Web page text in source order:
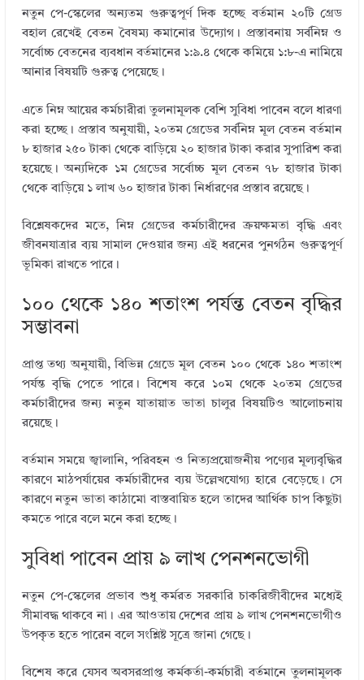
নতুন পে-স্কেলের অন্যতম গুরুত্বপূর্ণ দিক হচ্ছে বর্তমান ২০টি গ্রেড
বহাল রেখেই বেতন বৈষম্য কমানোর উদ্যোগ। প্রস্তাবনায় সর্বনিম্ন ও
সর্বোচ্চ বেতনের ব্যবধান বর্তমানের ১:৯.৪ থেকে কমিয়ে ১:৮-এ নামিয়ে
আনার বিষয়টি গুরুত্ব পেয়েছে।
এতে নিম্ন আয়ের কর্মচারীরা তুলনামূলক বেশি সুবিধা পাবেন বলে ধারণা
করা হচ্ছে। প্রস্তাব অনুযায়ী, ২০তম গ্রেডের সর্বনিম্ন মূল বেতন বর্তমান
৮ হাজার ২৫০ টাকা থেকে বাড়িয়ে ২০ হাজার টাকা করার সুপারিশ করা
হয়েছে। অন্যদিকে ১ম গ্রেডের সর্বোচ্চ মূল বেতন ৭৮ হাজার টাকা
থেকে বাড়িয়ে ১ লাখ ৬০ হাজার টাকা নির্ধারণের প্রস্তাব রয়েছে।
বিশ্লেষকদের মতে, নিম্ন গ্রেডের কর্মচারীদের ক্রয়ক্ষমতা বৃদ্ধি এবং
জীবনযাত্রার ব্যয় সামাল দেওয়ার জন্য এই ধরনের পুনর্গঠন গুরুত্বপূর্ণ
ভূমিকা রাখতে পারে।
১০০ থেকে ১৪০ শতাংশ পর্যন্ত বেতন বৃদ্ধির
সম্ভাবনা
প্রাপ্ত তথ্য অনুযায়ী, বিভিন্ন গ্রেডে মূল বেতন ১০০ থেকে ১৪০ শতাংশ
পর্যন্ত বৃদ্ধি পেতে পারে। বিশেষ করে ১০ম থেকে ২০তম গ্রেডের
কর্মচারীদের জন্য নতুন যাতায়াত ভাতা চালুর বিষয়টিও আলোচনায়
রয়েছে।
বর্তমান সময়ে জ্বালানি, পরিবহন ও নিত্যপ্রয়োজনীয় পণ্যের মূল্যবৃদ্ধির
কারণে মাঠপর্যায়ের কর্মচারীদের ব্যয় উল্লেখযোগ্য হারে বেড়েছে। সে
কারণে নতুন ভাতা কাঠামো বাস্তবায়িত হলে তাদের আর্থিক চাপ কিছুটা
কমতে পারে বলে মনে করা হচ্ছে।
সুবিধা পাবেন প্রায় ৯ লাখ পেনশনভোগী
নতুন পে-স্কেলের প্রভাব শুধু কর্মরত সরকারি চাকরিজীবীদের মধ্যেই
সীমাবদ্ধ থাকবে না। এর আওতায় দেশের প্রায় ৯ লাখ পেনশনভোগীও
উপকৃত হতে পারেন বলে সংশ্লিষ্ট সূত্রে জানা গেছে।
বিশেষ করে যেসব অবসরপ্রাপ্ত কর্মকর্তা-কর্মচারী বর্তমানে তুলনামূলক